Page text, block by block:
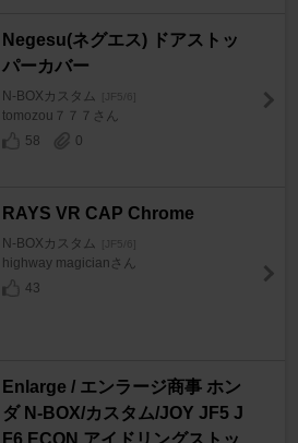
Negesu(ネグエス) ドアストッ
パーカバー
N-BOXカスタム [JF5/6]
tomozou７７７さん
58
0
RAYS VR CAP Chrome
N-BOXカスタム [JF5/6]
highway magicianさん
43
Enlarge / エンラージ商事 ホン
ダ N-BOX/カスタム/JOY JF5 J
F6 ECON アイドリングストッ